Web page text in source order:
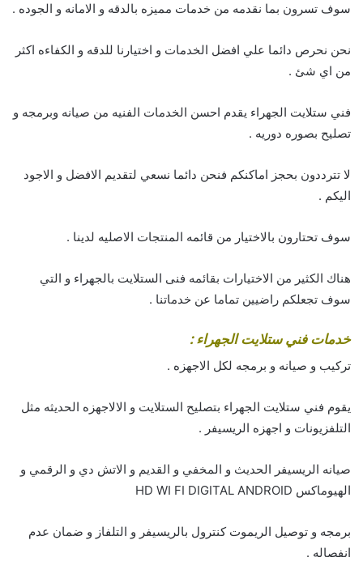
سوف تسرون بما نقدمه من خدمات مميزه بالدقه و الامانه و الجوده .
نحن نحرص دائما علي افضل الخدمات و اختيارنا للدقه و الكفاءه اكثر
من اي شئ .
فني ستلايت الجهراء يقدم احسن الخدمات الفنيه من صيانه وبرمجه و
تصليح بصوره دوريه .
لا تترددون بحجز اماكنكم فنحن دائما نسعي لتقديم الافضل و الاجود
اليكم .
سوف تحتارون بالاختيار من قائمه المنتجات الاصليه لدينا .
هناك الكثير من الاختيارات بقائمه فنى الستلايت بالجهراء و التي
سوف تجعلكم راضيين تماما عن خدماتنا .
خدمات فني ستلايت الجهراء :
تركيب و صيانه و برمجه لكل الاجهزه .
يقوم فني ستلايت الجهراء بتصليح الستلايت و الالاجهزه الحديثه مثل
التلفزيونات و اجهزه الريسيفر .
صيانه الريسيفر الحديث و المخفي و القديم و الاتش دي و الرقمي و
الهيوماكس HD WI FI DIGITAL ANDROID
برمجه و توصيل الريموت كنترول بالريسيفر و التلفاز و ضمان عدم
انفصاله .